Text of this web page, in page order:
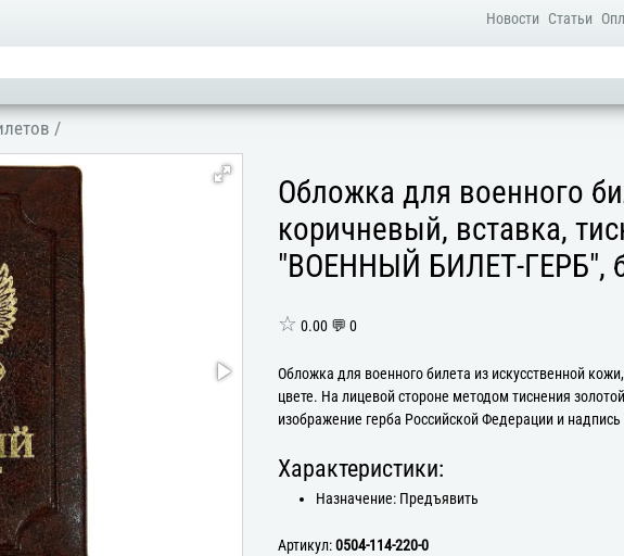
Новости Статьи
/
Обложка для военного
коричневый, вставка,
"ВОЕННЫЙ БИЛЕТ-ГЕРБ",
☆ 0.00 💬 0
Обложка для военного билета из искусственной
цвете. На лицевой стороне методом тиснения
изображение герба Российской Федерации и
Характеристики:
Назначение: Предъявить
Артикул:0504-114-220-0